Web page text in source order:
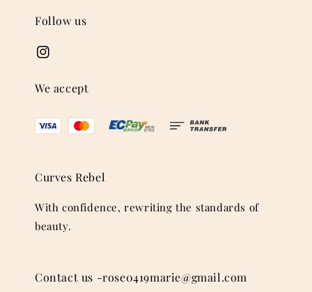
Follow us
We accept
Curves Rebel
With confidence, rewriting the standards of
beauty.
Contact us -rose0419marie@gmail.com